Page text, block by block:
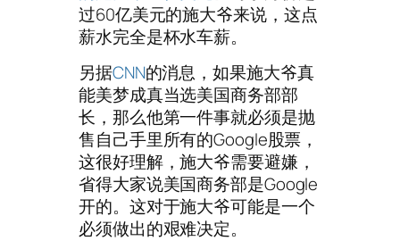
过60亿美元的施大爷来说，这点
薪水完全是杯水车薪。
另据CNN的消息，如果施大爷真
能美梦成真当选美国商务部部
长，那么他第一件事就必须是抛
售自己手里所有的Google股票，
这很好理解，施大爷需要避嫌，
省得大家说美国商务部是Google
开的。这对于施大爷可能是一个
必须做出的艰难决定。